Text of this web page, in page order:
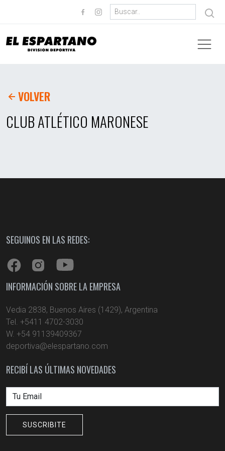
VOLVER
CLUB ATLÉTICO MARONESE
SEGUINOS EN LAS REDES:
INFORMACIÓN SOBRE LA EMPRESA
Vedia 2838, Buenos Aires (1429), Argentina
Tel. +5411 4702-3030
W. +54 91139409367
deportiva@elespartano.com
RECIBÍ LAS ÚLTIMAS NOVEDADES